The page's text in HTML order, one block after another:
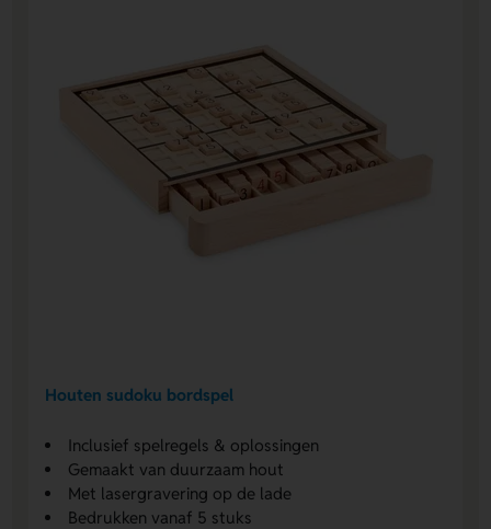
Houten sudoku bordspel
Inclusief spelregels & oplossingen
Gemaakt van duurzaam hout
Met lasergravering op de lade
Bedrukken vanaf 5 stuks